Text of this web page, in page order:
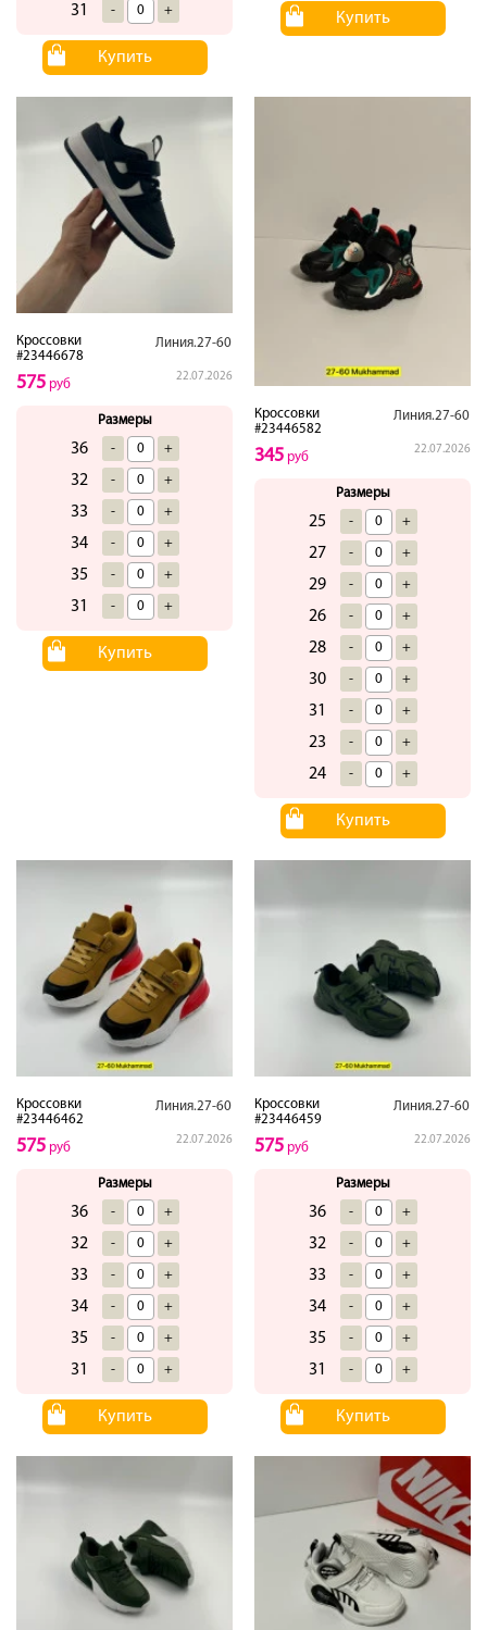
31 - +
Купить
Купить
Кроссовки
#23446678
Линия.27-60
22.07.2026
575 руб
Размеры
36 - +
32 - +
33 - +
34 - +
35 - +
31 - +
Купить
Кроссовки
#23446582
Линия.27-60
22.07.2026
345 руб
Размеры
25 - +
27 - +
29 - +
26 - +
28 - +
30 - +
31 - +
23 - +
24 - +
Купить
Кроссовки
#23446462
Линия.27-60
22.07.2026
575 руб
Размеры
36 - +
32 - +
33 - +
34 - +
35 - +
31 - +
Купить
Кроссовки
#23446459
Линия.27-60
22.07.2026
575 руб
Размеры
36 - +
32 - +
33 - +
34 - +
35 - +
31 - +
Купить